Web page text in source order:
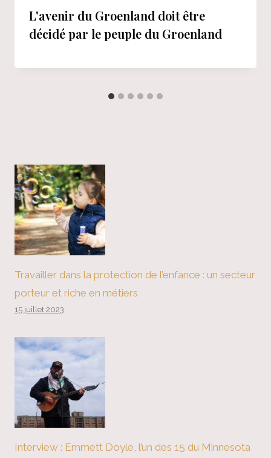
L'avenir du Groenland doit être
décidé par le peuple du Groenland
Travailler dans la protection de l’enfance : un secteur
porteur et riche en métiers
15 juillet 2023
Interview : Emmett Doyle, l’un des 15 du Minnesota